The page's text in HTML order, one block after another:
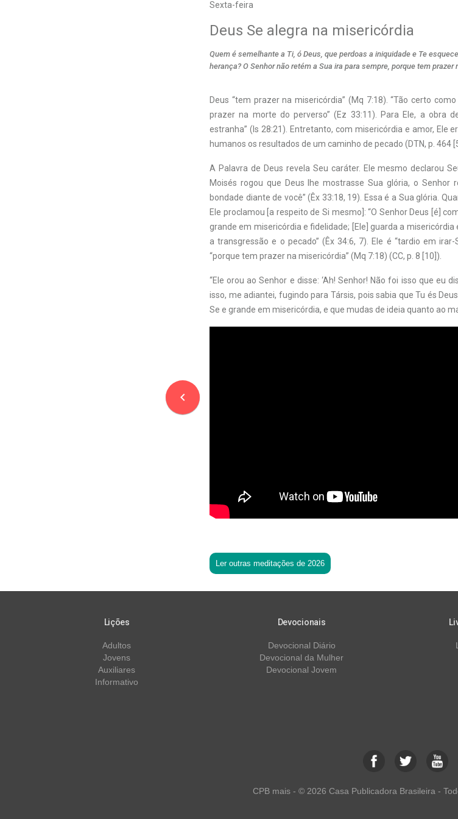
Sexta-feira
navigate_before
Deus Se alegra na misericórdia
Quem é semelhante a Ti, ó Deus, que perdoas a iniquidade e Te
herança? O Senhor não retém a Sua ira para sempre, porque tem
Deus “tem prazer na misericórdia” (Mq 7:18). “Tão certo
prazer na morte do perverso” (Ez 33:11). Para Ele, a obra
estranha” (Is 28:21). Entretanto, com misericórdia e amor, Ele
humanos os resultados de um caminho de pecado (DTN, p. 464
A Palavra de Deus revela Seu caráter. Ele mesmo declarou
Moisés rogou que Deus lhe mostrasse Sua glória, o Senhor
bondade diante de você” (Êx 33:18, 19). Essa é a Sua glória.
Ele proclamou [a respeito de Si mesmo]: “O Senhor Deus [é]
grande em misericórdia e fidelidade; [Ele] guarda a
a transgressão e o pecado” (Êx 34:6, 7). Ele é “tardio em
“porque tem prazer na misericórdia” (Mq 7:18) (CC, p. 8 [10]).
“Ele orou ao Senhor e disse: ‘Ah! Senhor! Não foi isso que eu
isso, me adiantei, fugindo para Társis, pois sabia que Tu és
Se e grande em misericórdia, e que mudas de ideia quanto ao
Ler outras meditações de 2026
Lições
Adultos
Jovens
Auxiliares
Informativo
Devocionais
Devocional Diário
Devocional da Mulher
Devocional Jovem
CPB mais - © 2026 Casa Publicadora Brasileira -